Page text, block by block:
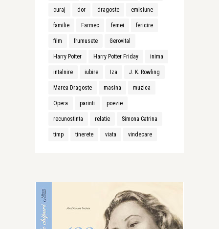
curaj dor dragoste emisiune
familie Farmec femei fericire
film frumusete Gerovital
Harry Potter Harry Potter Friday inima
intalnire iubire Iza J. K. Rowling
Marea Dragoste masina muzica
Opera parinti poezie
recunostinta relatie Simona Catrina
timp tinerete viata vindecare